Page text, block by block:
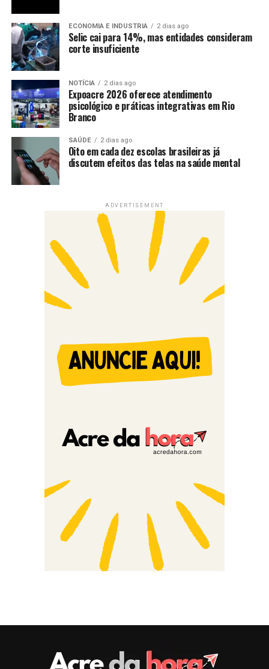
ECONOMIA E INDUSTRIA 2 dias ago
Selic cai para 14%, mas entidades consideram
corte insuficiente
NOTÍCIA 2 dias ago
Expoacre 2026 oferece atendimento
psicológico e práticas integrativas em Rio
Branco
SAÚDE 2 dias ago
Oito em cada dez escolas brasileiras já
discutem efeitos das telas na saúde mental
ADVERTISEMENT